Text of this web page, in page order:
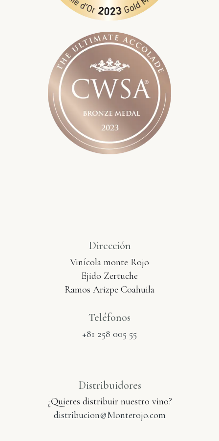
Dirección
Vinícola monte Rojo
Ejido Zertuche
Ramos Arizpe Coahuila
Teléfonos
+81 258 005 55
Distribuidores
¿Quieres distribuir nuestro vino?
distribucion@Monterojo.com